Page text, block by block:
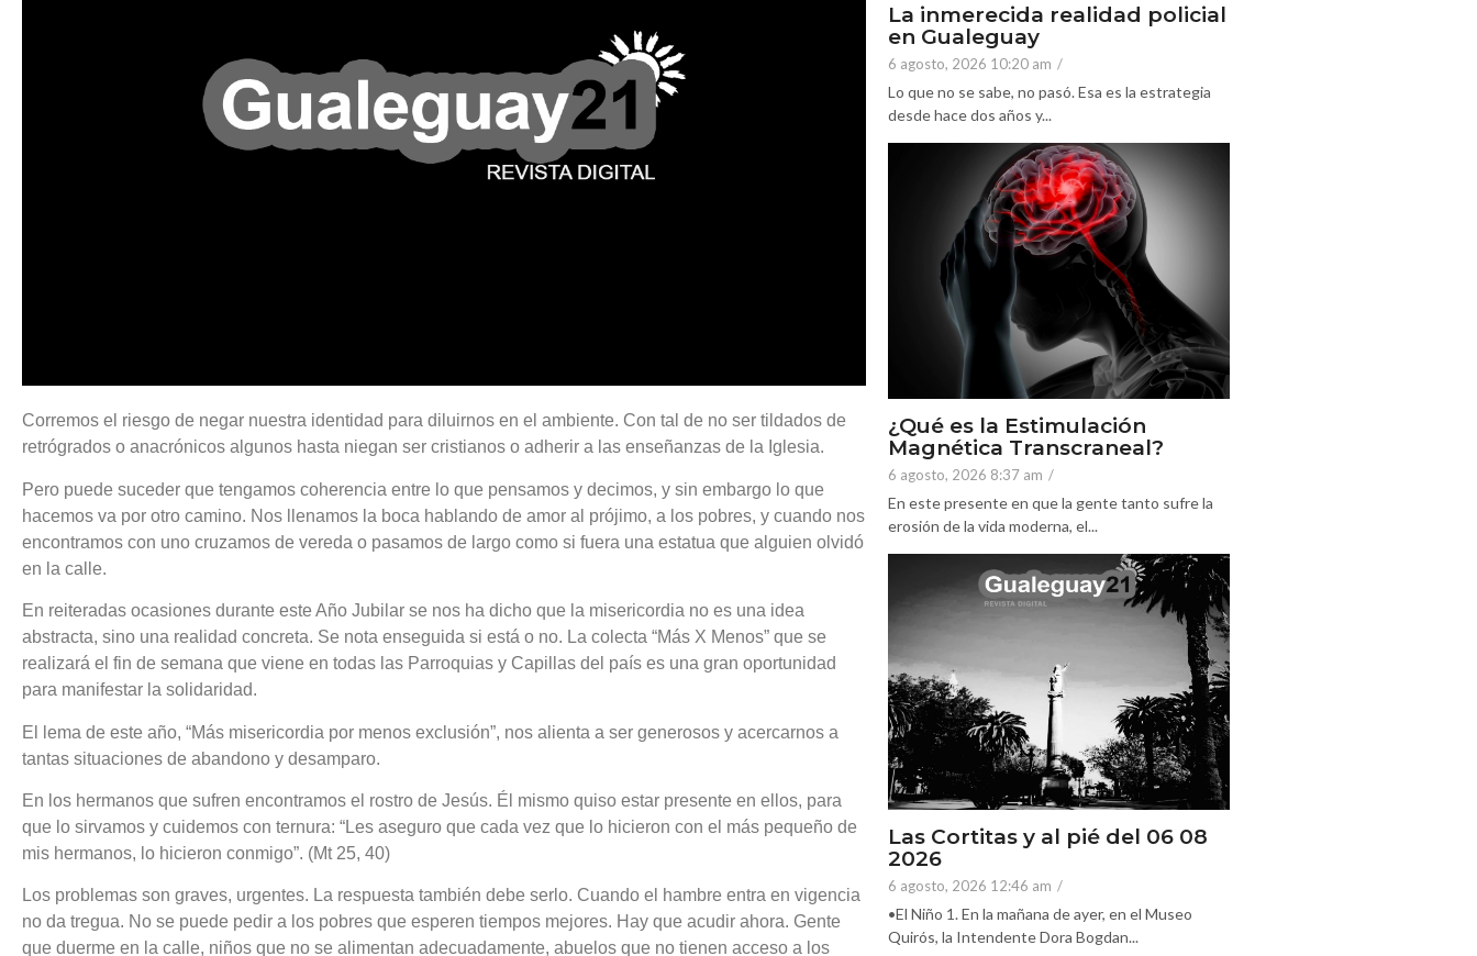
Corremos el riesgo de negar nuestra identidad para diluirnos en el ambiente. Con tal de no ser tildados de
retrógrados o anacrónicos algunos hasta niegan ser cristianos o adherir a las enseñanzas de la Iglesia.
Pero puede suceder que tengamos coherencia entre lo que pensamos y decimos, y sin embargo lo que
hacemos va por otro camino. Nos llenamos la boca hablando de amor al prójimo, a los pobres, y cuando nos
encontramos con uno cruzamos de vereda o pasamos de largo como si fuera una estatua que alguien olvidó
en la calle.
En reiteradas ocasiones durante este Año Jubilar se nos ha dicho que la misericordia no es una idea
abstracta, sino una realidad concreta. Se nota enseguida si está o no. La colecta “Más X Menos” que se
realizará el fin de semana que viene en todas las Parroquias y Capillas del país es una gran oportunidad
para manifestar la solidaridad.
El lema de este año, “Más misericordia por menos exclusión”, nos alienta a ser generosos y acercarnos a
tantas situaciones de abandono y desamparo.
En los hermanos que sufren encontramos el rostro de Jesús. Él mismo quiso estar presente en ellos, para
que lo sirvamos y cuidemos con ternura: “Les aseguro que cada vez que lo hicieron con el más pequeño de
mis hermanos, lo hicieron conmigo”. (Mt 25, 40)
Los problemas son graves, urgentes. La respuesta también debe serlo. Cuando el hambre entra en vigencia
no da tregua. No se puede pedir a los pobres que esperen tiempos mejores. Hay que acudir ahora. Gente
que duerme en la calle, niños que no se alimentan adecuadamente, abuelos que no tienen acceso a los
La inmerecida realidad policial
en Gualeguay
6 agosto, 2026 10:20 am /
Lo que no se sabe, no pasó. Esa es la estrategia
desde hace dos años y...
¿Qué es la Estimulación
Magnética Transcraneal?
6 agosto, 2026 8:37 am /
En este presente en que la gente tanto sufre la
erosión de la vida moderna, el...
Las Cortitas y al pié del 06 08
2026
6 agosto, 2026 12:46 am /
•El Niño 1. En la mañana de ayer, en el Museo
Quirós, la Intendente Dora Bogdan...